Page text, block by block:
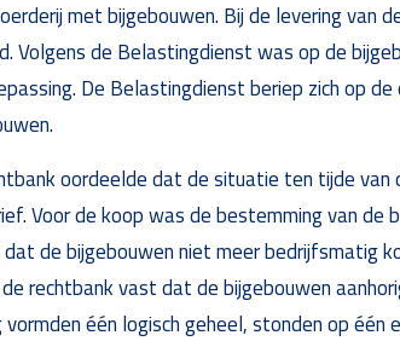
met bijgebouwen. Bij de levering van
Volgens de Belastingdienst was op de
De Belastingdienst beriep zich op
oordeelde dat de situatie ten tijde
Voor de koop was de bestemming van de
de bijgebouwen niet meer bedrijfsmatig
rechtbank vast dat de bijgebouwen
vormden één logisch geheel, stonden op